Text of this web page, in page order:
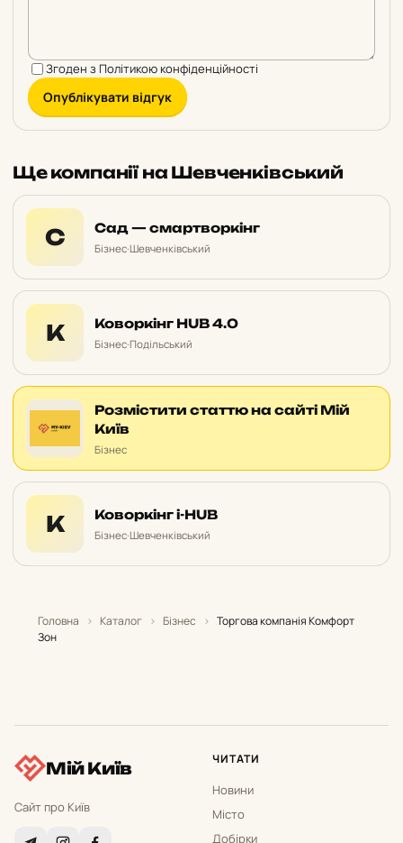
Згоден з Політикою конфіденційності
Опублікувати відгук
Ще компанії на Шевченківський
С Сад — смартворкінг
Бізнес·Шевченківський
К Коворкінг HUB 4.0
Бізнес·Подільський
Розмістити статтю на сайті Мій
Київ
Бізнес
К Коворкінг i-HUB
Бізнес·Шевченківський
Головна › Каталог › Бізнес › Торгова компанія Комфорт
Зон
Мій Київ
Сайт про Київ
ЧИТАТИ
Новини
Місто
Добірки